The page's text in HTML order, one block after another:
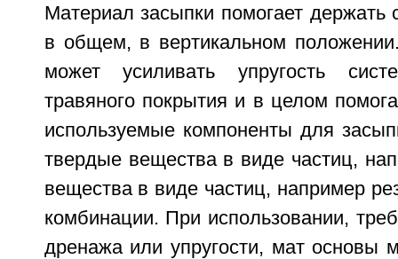
Материал засыпки помогает держать
в общем, в вертикальном
может усиливать упругость
травяного покрытия и в целом
используемые компоненты для
твердые вещества в виде частиц,
вещества в виде частиц, например
комбинации. При использовании,
дренажа или упругости, мат основы